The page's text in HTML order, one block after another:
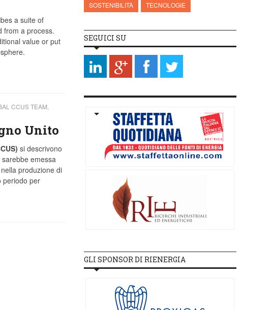
a suite of
from a process.
value or put
CCUS TEAM,
Unito
si descrivono
emessa
produzione di
periodo per
SOSTENIBILITÀ
TECNOLOGIE
SEGUICI SU
GLI SPONSOR DI RIENERGIA